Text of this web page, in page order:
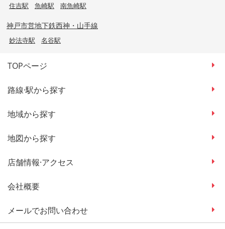
住吉駅 魚崎駅 南魚崎駅
神戸市営地下鉄西神・山手線
妙法寺駅 名谷駅
TOPページ
路線·駅から探す
地域から探す
地図から探す
店舗情報·アクセス
会社概要
メールでお問い合わせ